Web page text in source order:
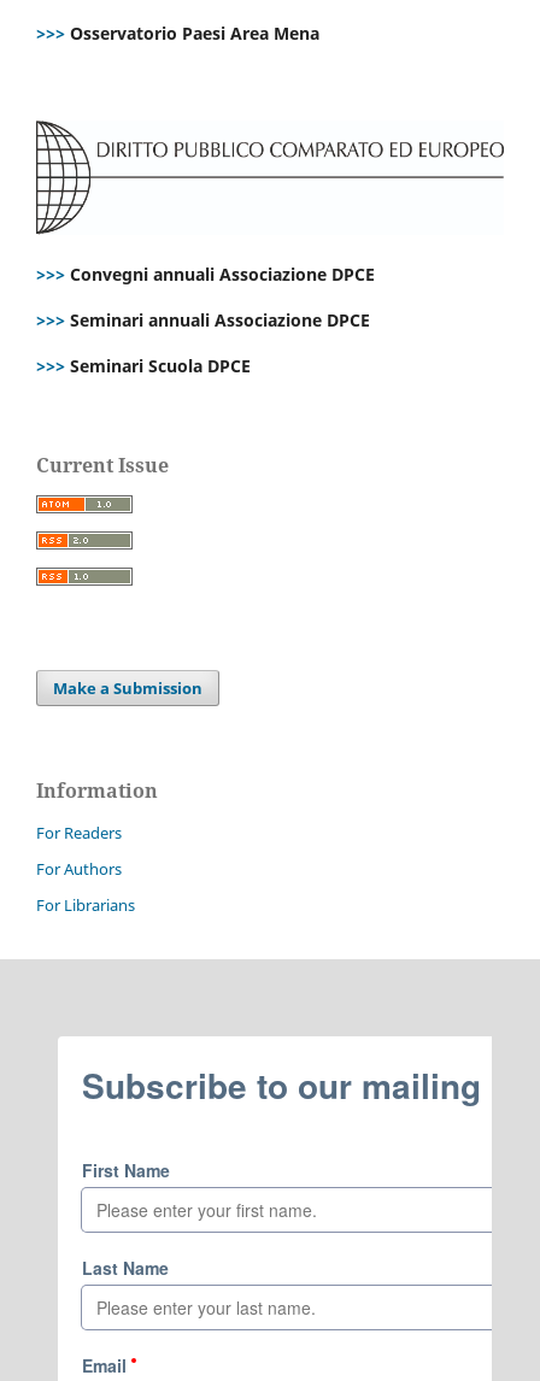
>>> Osservatorio Paesi Area Mena
>>> Convegni annuali Associazione DPCE
>>> Seminari annuali Associazione DPCE
>>> Seminari Scuola DPCE
Current Issue
Make a Submission
Information
For Readers
For Authors
For Librarians